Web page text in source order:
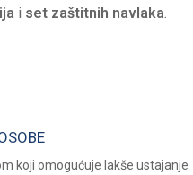
i set zaštitnih navlaka
koji omogućuje lakše ustajanje